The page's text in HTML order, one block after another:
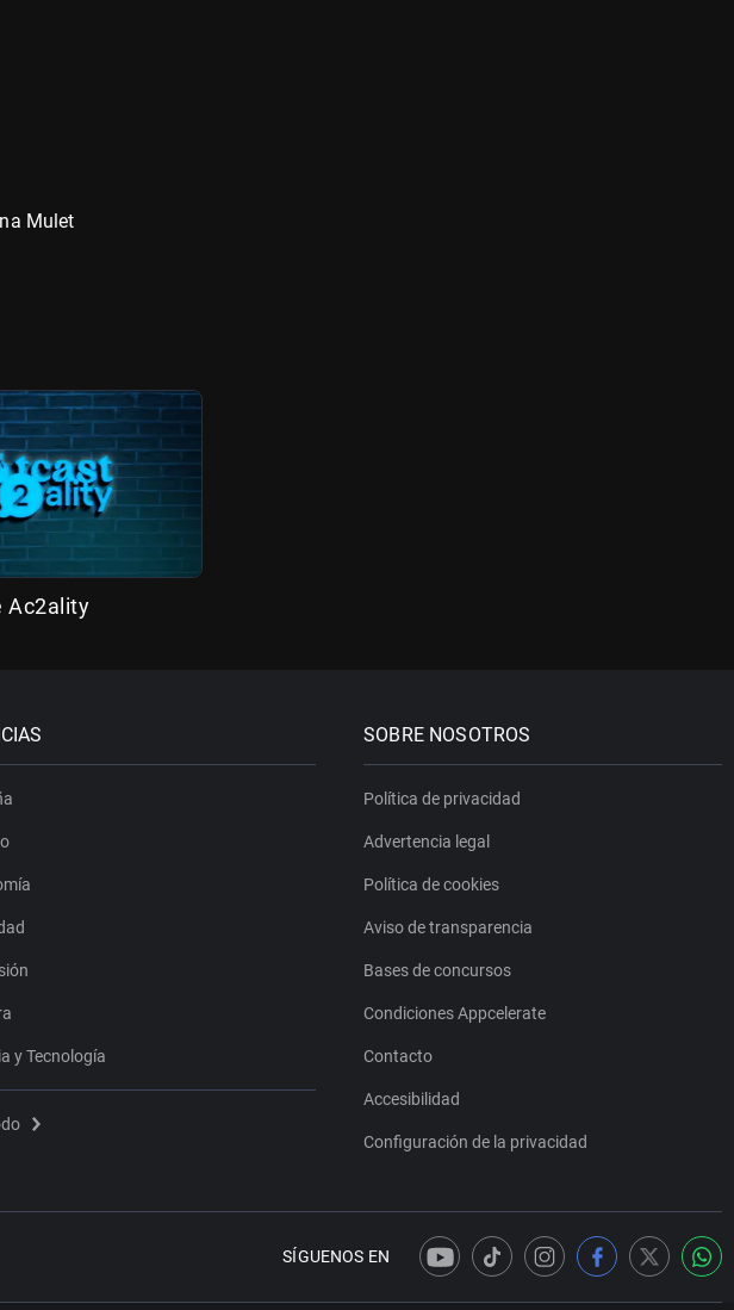
Mulet
Ac2ality
y Tecnología
SOBRE NOSOTROS
Política de privacidad
Advertencia legal
Política de cookies
Aviso de transparencia
Bases de concursos
Condiciones Appcelerate
Contacto
Accesibilidad
Configuración de la privacidad
SÍGUENOS EN